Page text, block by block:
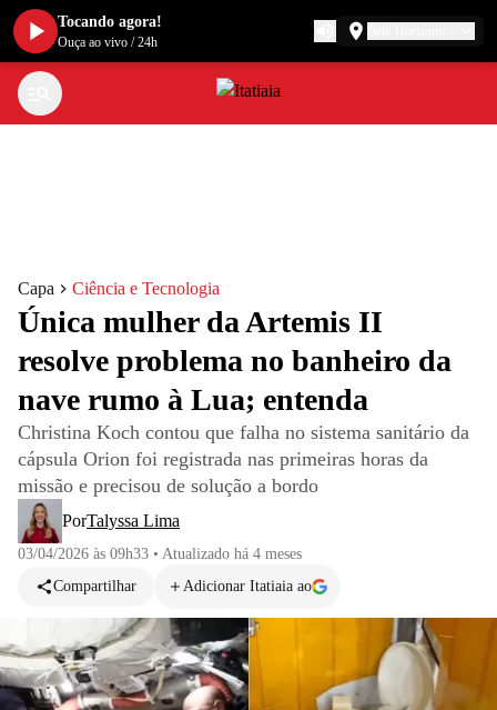
Capa Ciência e Tecnologia
Única mulher da Artemis II
resolve problema no banheiro da
nave rumo à Lua; entenda
Christina Koch contou que falha no sistema sanitário da
cápsula Orion foi registrada nas primeiras horas da
missão e precisou de solução a bordo
PorTalyssa Lima
03/04/2026 às 09h33 • Atualizado há 4 meses
Compartilhar
Adicionar Itatiaia ao
Tocando agora!
Ouça ao vivo /24h